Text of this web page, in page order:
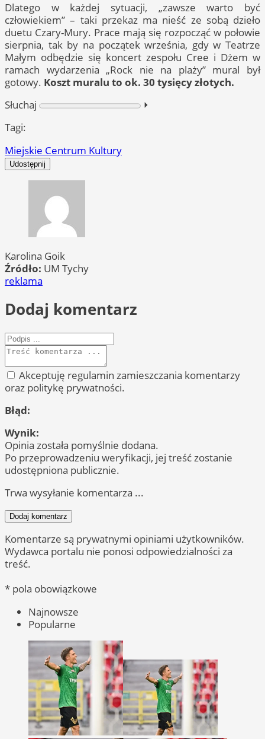
Dlatego w każdej sytuacji, „zawsze warto być
człowiekiem” – taki przekaz ma nieść ze sobą dzieło
duetu Czary-Mury. Prace mają się rozpocząć w połowie
sierpnia, tak by na początek września, gdy w Teatrze
Małym odbędzie się koncert zespołu Cree i Dżem w
ramach wydarzenia „Rock nie na plaży” mural był
gotowy. Koszt muralu to ok. 30 tysięcy złotych.
Słuchaj
⏵︎
Tagi:
Miejskie Centrum Kultury
Udostępnij
Karolina Goik
Źródło: UM Tychy
reklama
Dodaj komentarz
Akceptuję regulamin zamieszczania komentarzy
oraz politykę prywatności.
Błąd:
Wynik:
Opinia została pomyślnie dodana.
Po przeprowadzeniu weryfikacji, jej treść zostanie
udostępniona publicznie.
Trwa wysyłanie komentarza ...
Dodaj komentarz
Komentarze są prywatnymi opiniami użytkowników.
Wydawca portalu nie ponosi odpowiedzialności za
treść.
* pola obowiązkowe
Najnowsze
Popularne